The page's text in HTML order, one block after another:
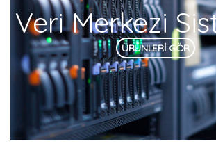
Veri Merkezi
ÜRÜNLERİ GÖR